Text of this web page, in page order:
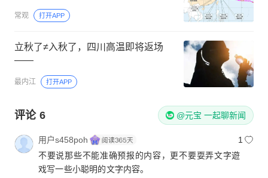
常观 打开APP
立秋了≠入秋了，四川高温即将返场
——
最内江 打开APP
评论 6 @元宝 一起聊新闻
用户s458poh
1
不要说那些不能准确预报的内容，更不要耍弄文字遊
戏写一些小聪明的文字内容。